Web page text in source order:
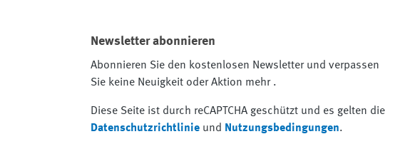
Newsletter abonnieren
Abonnieren Sie den kostenlosen Newsletter und verpassen
Sie keine Neuigkeit oder Aktion mehr .
Diese Seite ist durch reCAPTCHA geschützt und es gelten die
Datenschutzrichtlinieund Nutzungsbedingungen.